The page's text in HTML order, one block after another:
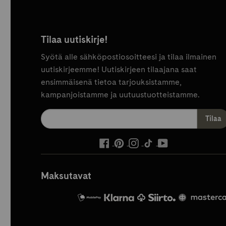
Tilaa uutiskirje!
Syötä alle sähköpostiosoitteesi ja tilaa ilmainen
uutiskirjeemme! Uutiskirjeen tilaajana saat
ensimmäisenä tietoa tarjouksistamme,
kampanjoistamme ja uutuustuotteistamme.
ulkoinen
palvelu,
ulkoinen
palvelu,
ulkoinen
palvelu,
ulkoinen
palvelu,
palvelu,
Maksutavat